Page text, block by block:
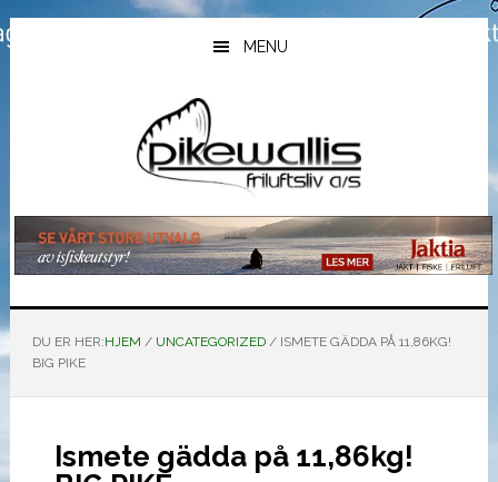
Hopp
til
Hopp
til
Hopp
til
MENU
DU ER HER:HJEM / UNCATEGORIZED /ISMETE GÄDDA PÅ 11,86KG!
BIG PIKE
Ismete gädda på 11,86kg!